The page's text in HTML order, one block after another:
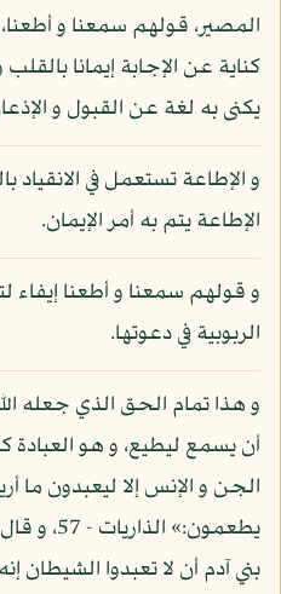
المصير، قولهم سمعنا و
كناية عن الإجابة إيمانا
يكنى به لغة عن القبول و
و الإطاعة تستعمل في
الإطاعة يتم به أمر الإيمان.
و قولهم سمعنا و أطعنا
الربوبية في دعوتها.
و هذا تمام الحق الذي جعله
أن يسمع ليطيع، و هو
الجن و الإنس إلا ليعبدون ما
يطعمون:»
بني آدم أن لا تعبدوا الشيطان